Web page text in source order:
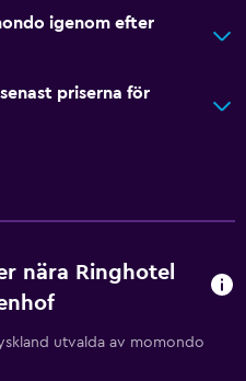
igenom efter
priserna för
nära Ringhotel
utvalda av momondo